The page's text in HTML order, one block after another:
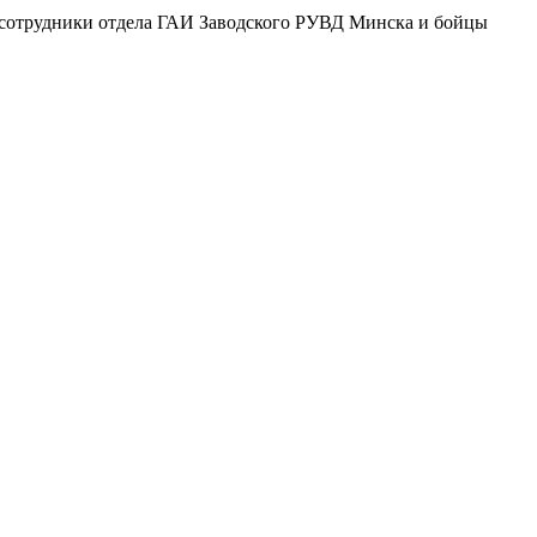
отдела ГАИ Заводского РУВД Минска и бойцы